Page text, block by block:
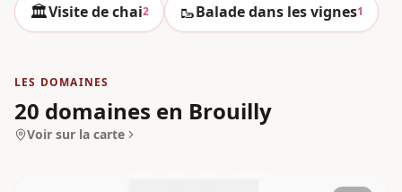
🏛️Visite de chai2 🥾Balade dans les vignes1
LES DOMAINES
20 domaines en Brouilly
Voir sur la carte